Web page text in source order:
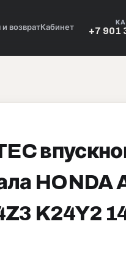
и возвратКабинет +7 901
HONDA
K24Y2